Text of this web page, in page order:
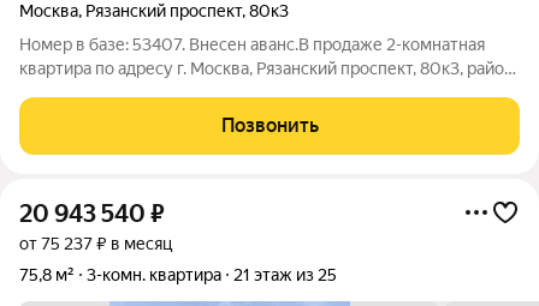
Москва, Рязанский проспект,80к3
Номер в базе: 53407. Внесен аванс.В продаже 2-комнатная
квартира по адресу г. Москва, Рязанский проспект, 80к3, район
12, дом - панельный. Общая площадь квартиры 45 кв. м., жилая
площадь 30
Позвонить
20 943 540 ₽
от 75 237 ₽ в месяц
75,8 м²
3-комн. квартира 21 этаж из 25